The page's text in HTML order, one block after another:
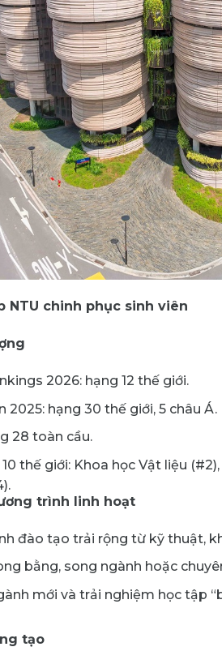
NTU chinh phục sinh viên
2026: hạng 12 thế giới.
hạng 30 thế giới, 5 châu Á.
28 toàn cầu.
thế giới: Khoa học Vật liệu
trình linh hoạt
đào tạo trải rộng từ kỹ thuật,
bằng, song ngành hoặc
mới và trải nghiệm học tập
tạo